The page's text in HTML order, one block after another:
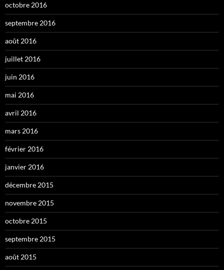
octobre 2016
septembre 2016
août 2016
juillet 2016
juin 2016
mai 2016
avril 2016
mars 2016
février 2016
janvier 2016
décembre 2015
novembre 2015
octobre 2015
septembre 2015
août 2015